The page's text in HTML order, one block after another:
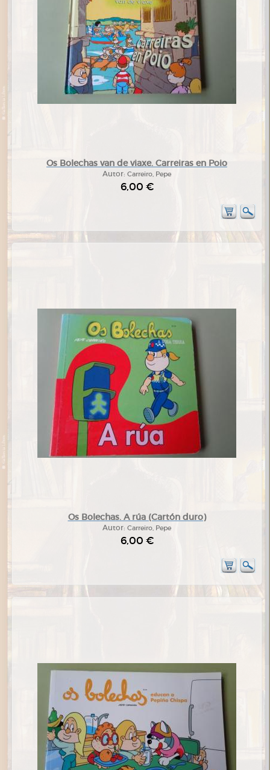
Os Bolechas van de viaxe. Carreiras en Poio
Autor: Carreiro, Pepe
6,00 €
Os Bolechas. A rúa (Cartón duro)
Autor: Carreiro, Pepe
6,00 €